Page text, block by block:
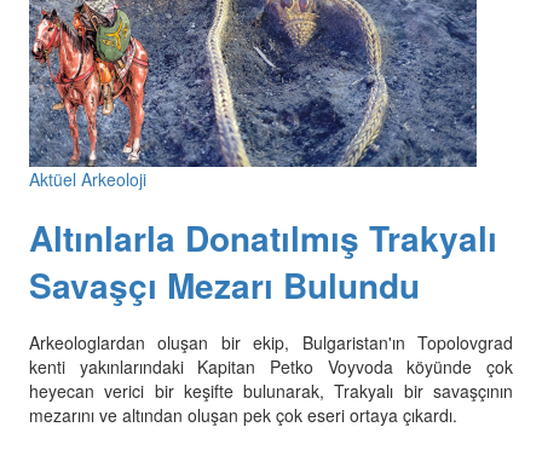
Aktüel Arkeoloji
Altınlarla Donatılmış Trakyalı
Savaşçı Mezarı Bulundu
Arkeologlardan oluşan bir ekip, Bulgaristan'ın Topolovgrad
kenti yakınlarındaki Kapitan Petko Voyvoda köyünde çok
heyecan verici bir keşifte bulunarak, Trakyalı bir savaşçının
mezarını ve altından oluşan pek çok eseri ortaya çıkardı.